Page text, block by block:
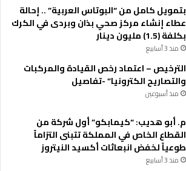
بتمويل كامل من “البوتاس العربية” .. إحالة
عطاء إنشاء مركز صحي بذان وبردى في الكرك
بكلفة (1.5) مليون دينار
منذ 3 أسابيع
الترخيص – اعتماد رخص القيادة والمركبات
والتصاريح الكترونيا” -تفاصيل
منذ أسبوعين
م. أبو هديب: “كيمابكو” أول شركة من
القطاع الخاص في المملكة تتبنى التزاماً
طوعياً لخفض انبعاثات أكسيد النيتروز
منذ 3 أسابيع